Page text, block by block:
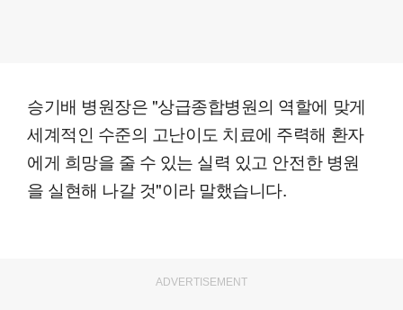
승기배 병원장은 "상급종합병원의 역할에 맞게
세계적인 수준의 고난이도 치료에 주력해 환자
에게 희망을 줄 수 있는 실력 있고 안전한 병원
을 실현해 나갈 것"이라 말했습니다.
ADVERTISEMENT